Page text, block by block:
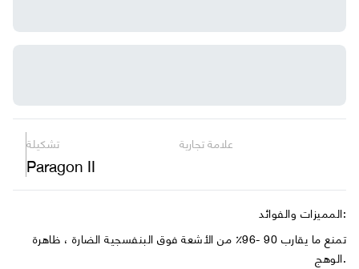
تشكيلة
Paragon II
علامة تجارية
المميزات والفوائد:
تمنع ما يقارب 90 -96٪ من الأشعة فوق البنفسجية الضارة ، ظاهرة
الوهج.